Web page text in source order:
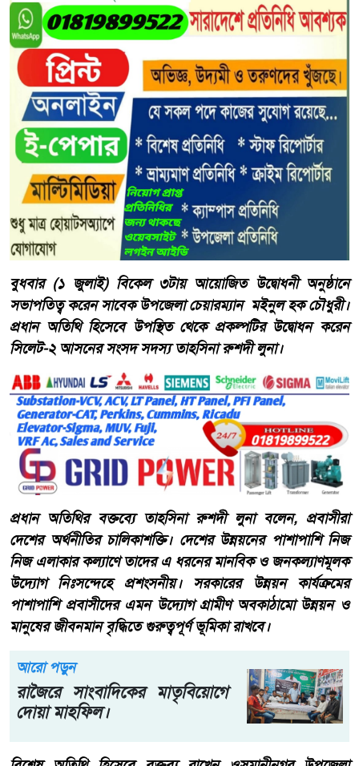
বুধবার (১ জুলাই) বিকেল ৩টায় আয়োজিত উদ্বোধনী অনুষ্ঠানে
সভাপতিত্ব করেন সাবেক উপজেলা চেয়ারম্যান মইনুল হক চৌধুরী।
প্রধান অতিথি হিসেবে উপস্থিত থেকে প্রকল্পটির উদ্বোধন করেন
সিলেট-২ আসনের সংসদ সদস্য তাহসিনা রুশদী লুনা।
প্রধান অতিথির বক্তব্যে তাহসিনা রুশদী লুনা বলেন, প্রবাসীরা
দেশের অর্থনীতির চালিকাশক্তি। দেশের উন্নয়নের পাশাপাশি নিজ
নিজ এলাকার কল্যাণে তাদের এ ধরনের মানবিক ও জনকল্যাণমূলক
উদ্যোগ নিঃসন্দেহে প্রশংসনীয়। সরকারের উন্নয়ন কার্যক্রমের
পাশাপাশি প্রবাসীদের এমন উদ্যোগ গ্রামীণ অবকাঠামো উন্নয়ন ও
মানুষের জীবনমান বৃদ্ধিতে গুরুত্বপূর্ণ ভূমিকা রাখবে।
আরো পড়ুন
রাজৈরে সাংবাদিকের মাতৃবিয়োগে
দোয়া মাহফিল।